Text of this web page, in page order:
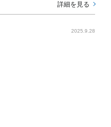
詳細を見る
2025.9.28